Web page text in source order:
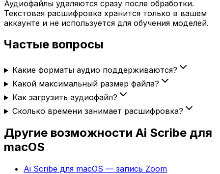
Аудиофайлы удаляются сразу после обработки.
Текстовая расшифровка хранится только в вашем
аккаунте и не используется для обучения моделей.
Частые вопросы
Какие форматы аудио поддерживаются?
Какой максимальный размер файла?
Как загрузить аудиофайл?
Сколько времени занимает расшифровка?
Другие возможности Ai Scribe для
macOS
Ai Scribe для macOS — запись Zoom